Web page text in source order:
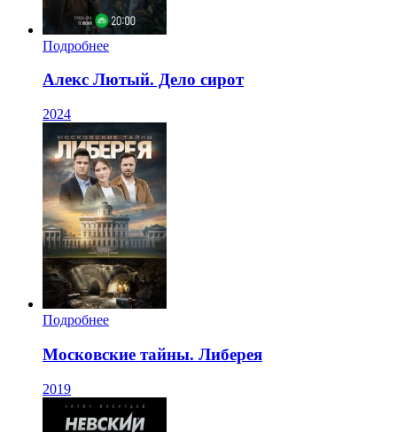
Подробнее
Алекс Лютый. Дело сирот
2024
Подробнее
Московские тайны. Либерея
2019